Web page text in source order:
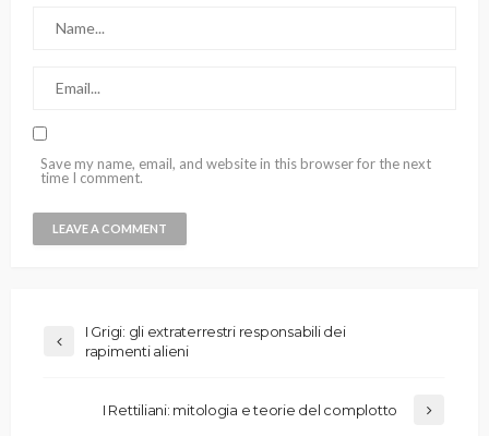
Save my name, email, and website in this browser for the next
time I comment.
I Grigi: gli extraterrestri responsabili dei
rapimenti alieni
I Rettiliani: mitologia e teorie del complotto